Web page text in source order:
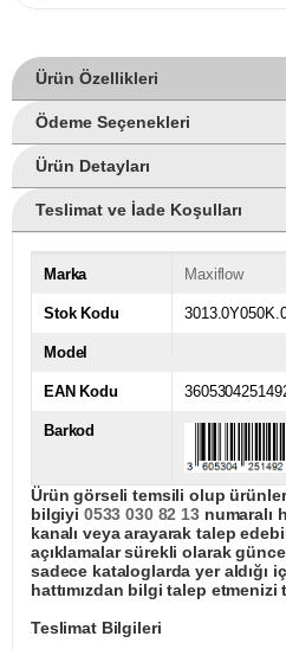
Ürün Özellikleri
Ödeme Seçenekleri
Ürün Detayları
Teslimat ve İade Koşulları
Marka Maxiflow
Stok Kodu
Model
EAN Kodu
Barkod
Ürün görseli temsili olup
bilgiyi 0533 030 82 13numaralı
kanalı veya arayarak talep
açıklamalar sürekli olarak
sadece kataloglarda yer aldığı
hattımızdan bilgi talep etmenizi
Teslimat Bilgileri